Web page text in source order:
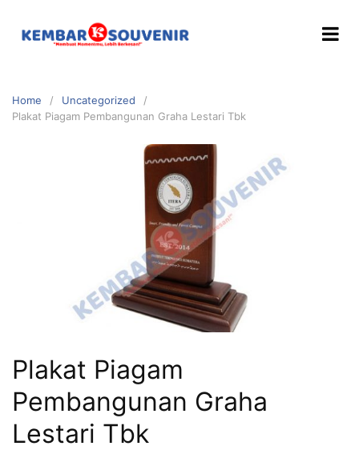
Home
Uncategorized
Plakat Piagam Pembangunan Graha Lestari Tbk
Plakat Piagam
Pembangunan Graha
Lestari Tbk